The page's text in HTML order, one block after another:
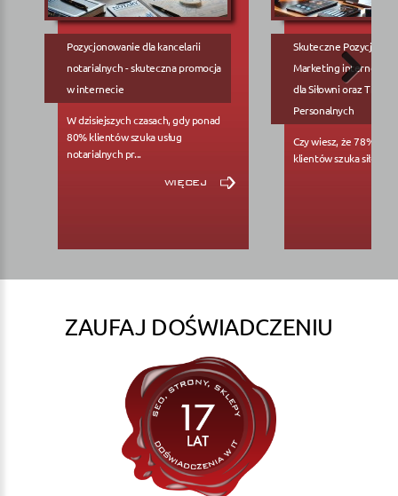
Pozycjonowanie dla kancelarii
notarialnych - skuteczna promocja
w internecie
W dzisiejszych czasach, gdy ponad
80% klientów szuka usług
notarialnych pr...
więcej
Skuteczne
Marketing internetowy
dla Siłowni oraz
Personalnych
Czy wiesz, że 78%
klientów szuka siłowni...
ZAUFAJ DOŚWIADCZENIU